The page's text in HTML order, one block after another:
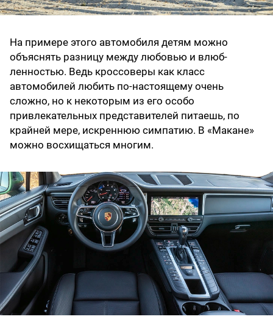
На примере этого автомобиля ­детям можно
объяснять разницу между любовью и влюб­
ленностью. Ведь кроссоверы как класс
автомобилей любить по-настоящему очень
сложно, но к некоторым из его особо
привлекательных представителей питаешь, по
крайней мере, искреннюю симпатию. В «Макане»
можно восхищаться многим.